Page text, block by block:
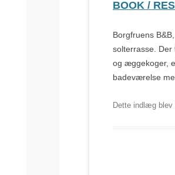
BOOK /
Borgfruens
solterrasse. Der
og æggekoger,
badeværelse
Dette indlæg blev